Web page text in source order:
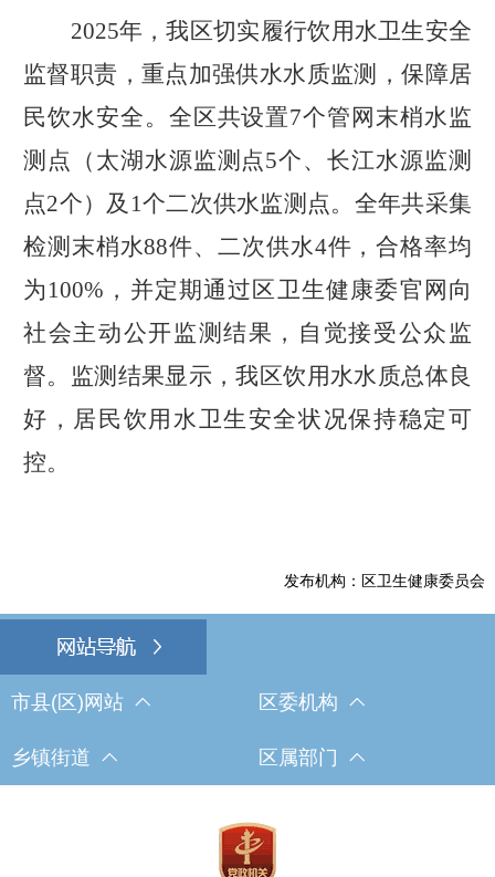
2025年，我区切实履行饮用水卫生安全
监督职责，重点加强供水水质监测，保障居
民饮水安全。全区共设置7个管网末梢水监
测点（太湖水源监测点5个、长江水源监测
点2个）及1个二次供水监测点。全年共采集
检测末梢水88件、二次供水4件，合格率均
为100%，并定期通过区卫生健康委官网向
社会主动公开监测结果，自觉接受公众监
督。监测结果显示，我区饮用水水质总体良
好，居民饮用水卫生安全状况保持稳定可
控。
发布机构：区卫生健康委员会
市县(区)网站 区委机构
乡镇街道 区属部门